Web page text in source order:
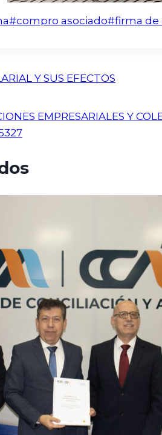
#compro asociado#firma de
Y SUS EFECTOS
EMPRESARIALES Y